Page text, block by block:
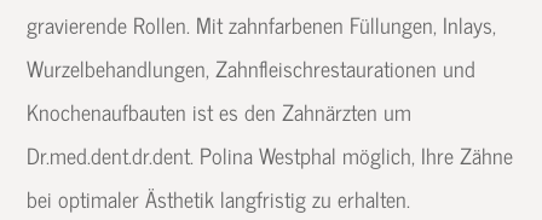
gravierende Rollen. Mit zahnfarbenen Füllungen, Inlays,
Wurzelbehandlungen, Zahnfleischrestaurationen und
Knochenaufbauten ist es den Zahnärzten um
Dr.med.dent.dr.dent. Polina Westphal möglich, Ihre Zähne
bei optimaler Ästhetik langfristig zu erhalten.